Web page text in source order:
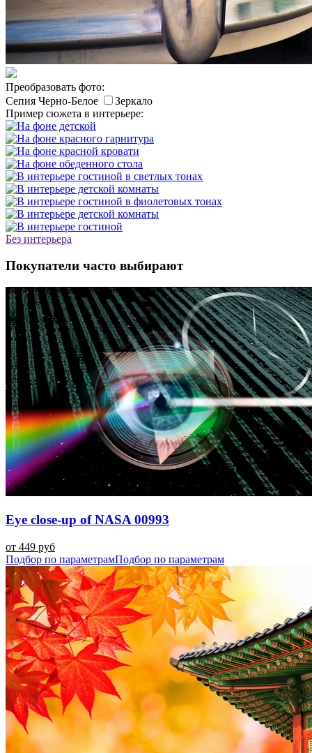
Преобразовать фото:
Сепия Черно-Белое
Зеркало
Пример сюжета в интерьере:
Без интерьера
Покупатели часто выбирают
Eye close-up of NASA 00993
от 449 руб
Подбор по параметрамПодбор по параметрам